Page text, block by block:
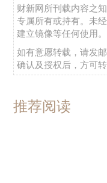
财新网所刊载内容之
专属所有或持有。未
建立镜像等任何使用。
如有意愿转载，请发
确认及授权后，方可转
推荐阅读